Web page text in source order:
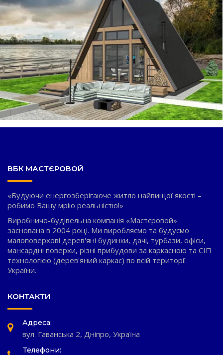
ВБК МАСТЄРОВОЙ
«Будуючи енергозберігаюче житло найвищої якості –
робимо Вашу мрію реальністю!»
Виробничо-будівельна компанія «Мастєровой»
заснована в 2004 році. Ми виробляємо та будуємо
малоповерхові дерев'яні будинки, дачі, турбази, офіси,
мансардні поверхи, різні прибудови за каркасною та СІП
технологією (дерев'яний каркас) по всій території
України.
КОНТАКТИ
Адреса:
вул. Гаванська 2, Дніпро, Україна
Телефони: